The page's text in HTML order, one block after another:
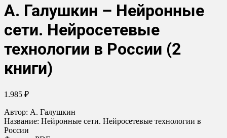
А. Галушкин – Нейронные
сети. Нейросетевые
технологии в России (2
книги)
1.985 ₽
Автор: А. Галушкин
Название: Нейронные сети. Нейросетевые технологии в
России